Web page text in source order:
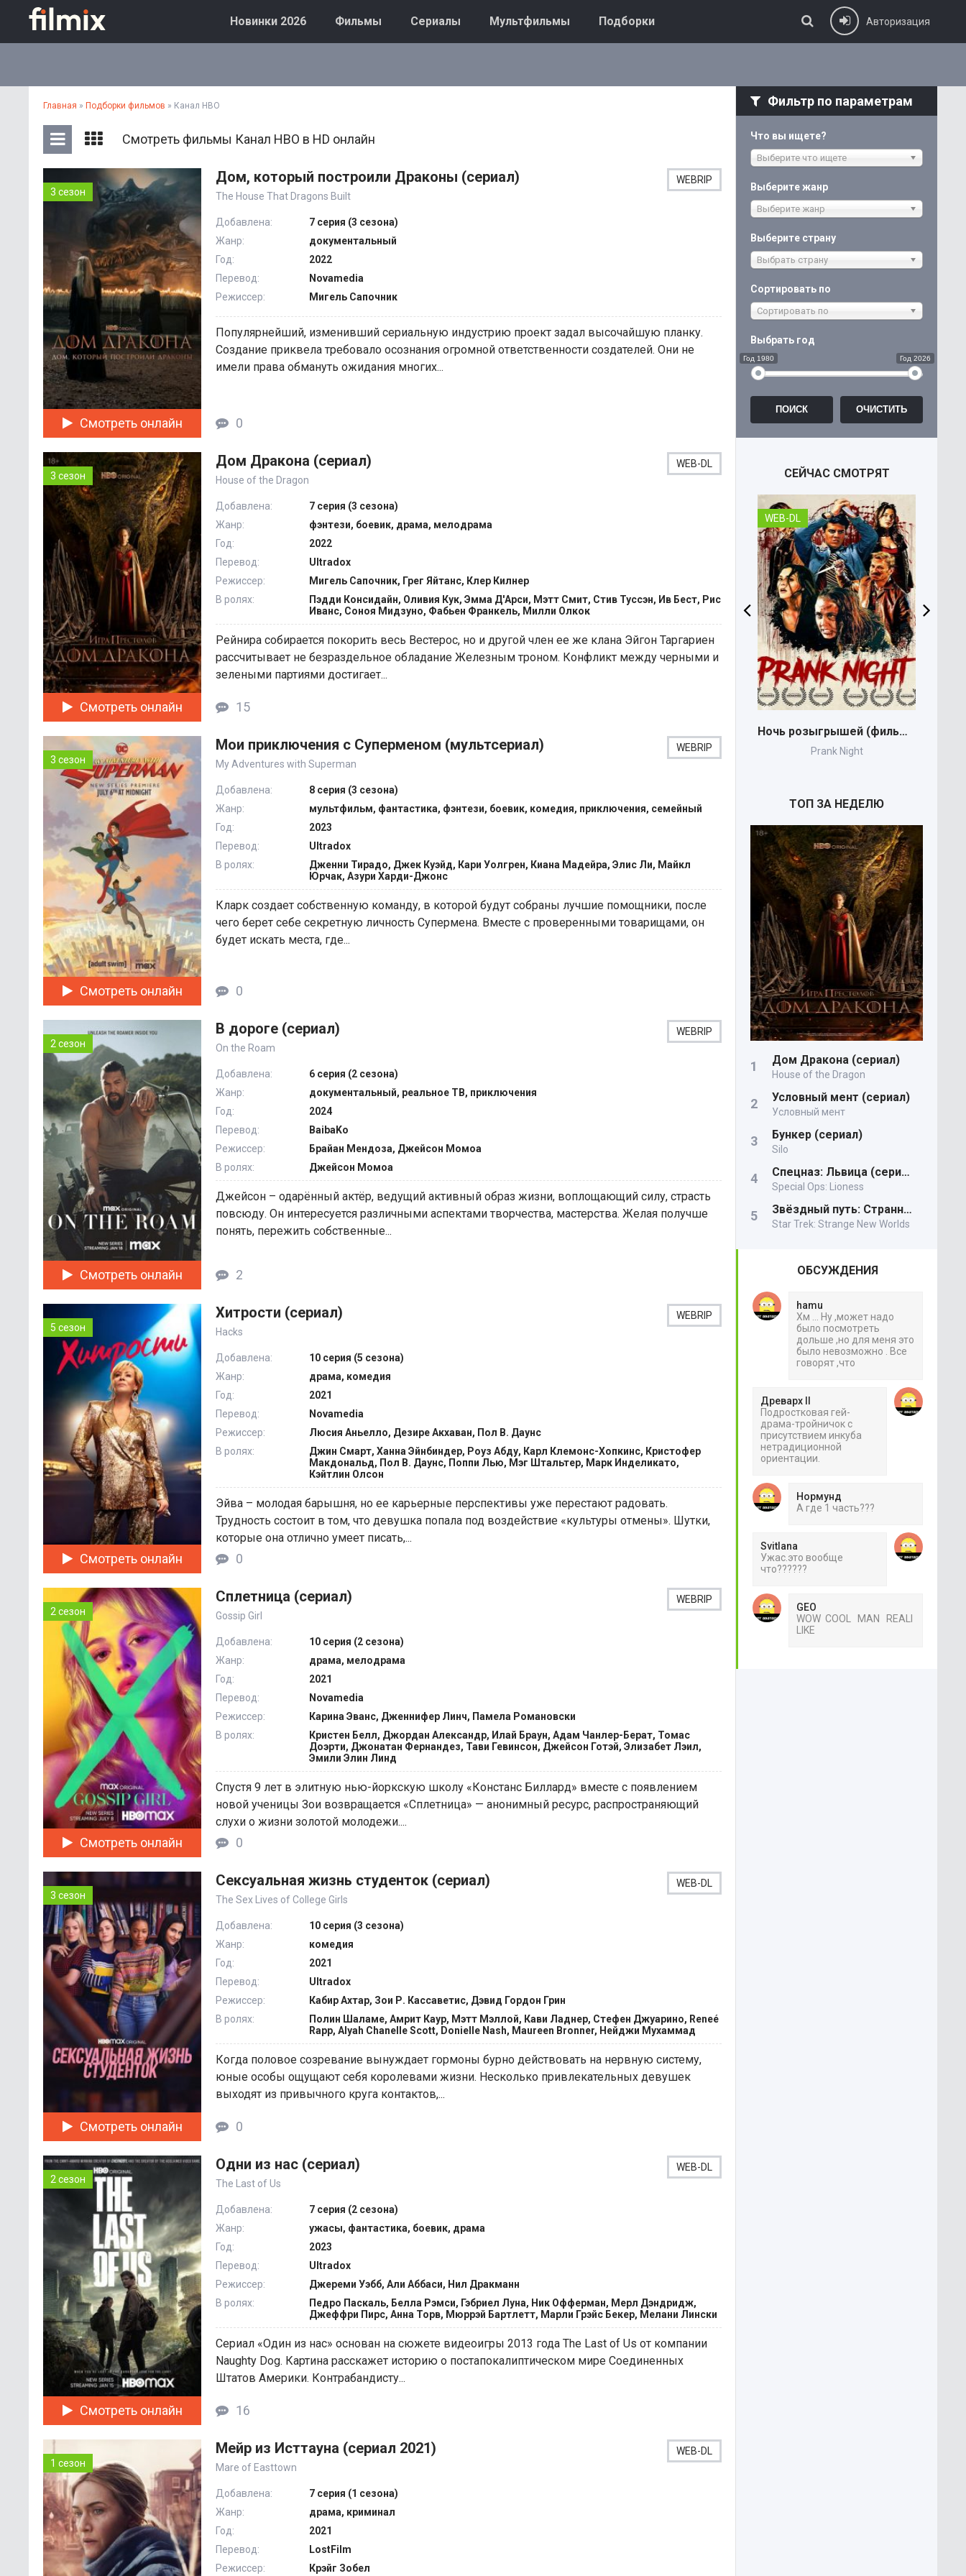
Новинки 2026 Фильмы Сериалы Мультфильмы Подборки Авторизация
Главная » Подборки фильмов » Канал HBO
Смотреть фильмы Канал HBO в HD онлайн
3 сезон
Дом, который построили Драконы (сериал)
The House That Dragons Built
WEBRIP
Добавлена:
7 серия (3 сезона)
Жанр:
документальный
Год:
2022
Перевод:
Novamedia
Режиссер:
Мигель Сапочник
Популярнейший, изменивший сериальную индустрию проект задал высочайшую планку.
Создание приквела требовало осознания огромной ответственности создателей. Они не
имели права обмануть ожидания многих...
Смотреть онлайн 0
3 сезон
Дом Дракона (сериал)
House of the Dragon
WEB-DL
Добавлена:
7 серия (3 сезона)
Жанр:
фэнтези, боевик, драма, мелодрама
Год:
2022
Перевод:
Ultradox
Режиссер:
Мигель Сапочник, Грег Яйтанс, Клер Килнер
В ролях:
Пэдди Консидайн, Оливия Кук, Эмма Д'Арси, Мэтт Смит, Стив Туссэн, Ив Бест, Рис
Иванс, Соноя Мидзуно, Фабьен Франкель, Милли Олкок
Рейнира собирается покорить весь Вестерос, но и другой член ее же клана Эйгон Таргариен
рассчитывает не безраздельное обладание Железным троном. Конфликт между черными и
зелеными партиями достигает...
Смотреть онлайн 15
3 сезон
Мои приключения с Суперменом (мультсериал)
My Adventures with Superman
WEBRIP
Добавлена:
8 серия (3 сезона)
Жанр:
мультфильм, фантастика, фэнтези, боевик, комедия, приключения, семейный
Год:
2023
Перевод:
Ultradox
В ролях:
Дженни Тирадо, Джек Куэйд, Кари Уолгрен, Киана Мадейра, Элис Ли, Майкл
Юрчак, Азури Харди-Джонс
Кларк создает собственную команду, в которой будут собраны лучшие помощники, после
чего берет себе секретную личность Супермена. Вместе с проверенными товарищами, он
будет искать места, где...
Смотреть онлайн 0
2 сезон
В дороге (сериал)
On the Roam
WEBRIP
Добавлена:
6 серия (2 сезона)
Жанр:
документальный, реальное ТВ, приключения
Год:
2024
Перевод:
BaibaKo
Режиссер:
Брайан Мендоза, Джейсон Момоа
В ролях:
Джейсон Момоа
Джейсон – одарённый актёр, ведущий активный образ жизни, воплощающий силу, страсть
повсюду. Он интересуется различными аспектами творчества, мастерства. Желая получше
понять, пережить собственные...
Смотреть онлайн 2
5 сезон
Хитрости (сериал)
Hacks
WEBRIP
Добавлена:
10 серия (5 сезона)
Жанр:
драма, комедия
Год:
2021
Перевод:
Novamedia
Режиссер:
Люсия Аньелло, Дезире Акхаван, Пол В. Даунс
В ролях:
Джин Смарт, Ханна Эйнбиндер, Роуз Абду, Карл Клемонс-Хопкинс, Кристофер
Макдональд, Пол В. Даунс, Поппи Лью, Мэг Штальтер, Марк Инделикато,
Кэйтлин Олсон
Эйва – молодая барышня, но ее карьерные перспективы уже перестают радовать.
Трудность состоит в том, что девушка попала под воздействие «культуры отмены». Шутки,
которые она отлично умеет писать,...
Смотреть онлайн 0
2 сезон
Сплетница (сериал)
Gossip Girl
WEBRIP
Добавлена:
10 серия (2 сезона)
Жанр:
драма, мелодрама
Год:
2021
Перевод:
Novamedia
Режиссер:
Карина Эванс, Дженнифер Линч, Памела Романовски
В ролях:
Кристен Белл, Джордан Александр, Илай Браун, Адам Чанлер-Берат, Томас
Доэрти, Джонатан Фернандез, Тави Гевинсон, Джейсон Готэй, Элизабет Лэил,
Эмили Элин Линд
Спустя 9 лет в элитную нью-йоркскую школу «Констанс Биллард» вместе с появлением
новой ученицы Зои возвращается «Сплетница» — анонимный ресурс, распространяющий
слухи о жизни золотой молодежи....
Смотреть онлайн 0
3 сезон
Сексуальная жизнь студенток (сериал)
The Sex Lives of College Girls
WEB-DL
Добавлена:
10 серия (3 сезона)
Жанр:
комедия
Год:
2021
Перевод:
Ultradox
Режиссер:
Кабир Ахтар, Зои Р. Кассаветис, Дэвид Гордон Грин
В ролях:
Полин Шаламе, Амрит Каур, Мэтт Мэллой, Кави Ладнер, Стефен Джуарино, Reneé
Rapp, Alyah Chanelle Scott, Donielle Nash, Maureen Bronner, Нейджи Мухаммад
Когда половое созревание вынуждает гормоны бурно действовать на нервную систему,
юные особы ощущают себя королевами жизни. Несколько привлекательных девушек
выходят из привычного круга контактов,...
Смотреть онлайн 0
2 сезон
Одни из нас (сериал)
The Last of Us
WEB-DL
Добавлена:
7 серия (2 сезона)
Жанр:
ужасы, фантастика, боевик, драма
Год:
2023
Перевод:
Ultradox
Режиссер:
Джереми Уэбб, Али Аббаси, Нил Дракманн
В ролях:
Педро Паскаль, Белла Рэмси, Гэбриел Луна, Ник Офферман, Мерл Дэндридж,
Джеффри Пирс, Анна Торв, Мюррэй Бартлетт, Марли Грэйс Бекер, Мелани Лински
Сериал «Один из нас» основан на сюжете видеоигры 2013 года The Last of Us от компании
Naughty Dog. Картина расскажет историю о постапокалиптическом мире Соединенных
Штатов Америки. Контрабандисту...
Смотреть онлайн 16
1 сезон
Мейр из Исттауна (сериал 2021)
Mare of Easttown
WEB-DL
Добавлена:
7 серия (1 сезона)
Жанр:
драма, криминал
Год:
2021
Перевод:
LostFilm
Режиссер:
Крэйг Зобел
Фильтр по параметрам
Что вы ищете?
Выберите что ищете
Выберите жанр
Выберите жанр
Выберите страну
Выбрать страну
Сортировать по
Сортировать по
Выбрать год
Год 1980 Год 2026
СЕЙЧАС СМОТРЯТ
WEB-DL
Ночь розыгрышей (фильм 2026)
Prank Night
ТОП ЗА НЕДЕЛЮ
Дом Дракона (сериал)
House of the Dragon
Условный мент (сериал)
Условный мент
Бункер (сериал)
Silo
Спецназ: Львица (сериал)
Special Ops: Lioness
Звёздный путь: Странные новые миры
Star Trek: Strange New Worlds
ОБСУЖДЕНИЯ
hamu
Хм ... Ну ,может надо
было посмотреть
дольше ,но для меня это
было невозможно . Все
говорят ,что
Древарх II
Подростковая гей-
драма-тройничок с
присутствием инкуба
нетрадиционной
ориентации.
Нормунд
А где 1 часть???
Svitlana
Ужас.это вообще
что??????
GEO
WOW COOL MAN REALI
LIKE